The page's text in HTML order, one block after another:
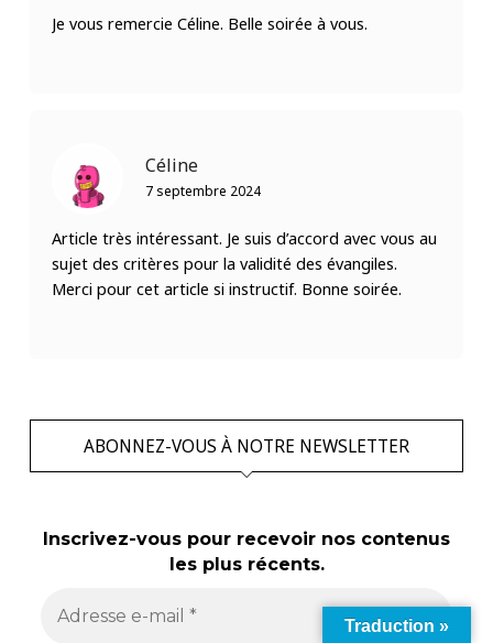
Je vous remercie Céline. Belle soirée à vous.
Céline
7 septembre 2024
Article très intéressant. Je suis d’accord avec vous au
sujet des critères pour la validité des évangiles.
Merci pour cet article si instructif. Bonne soirée.
ABONNEZ-VOUS À NOTRE NEWSLETTER
Inscrivez-vous pour recevoir nos contenus
les plus récents.
Traduction »